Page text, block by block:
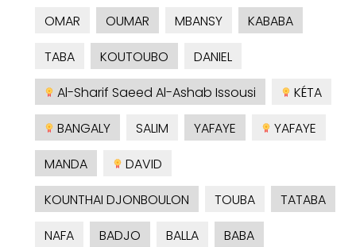
OMAR
OUMAR MBANSY
KABABA
TABA
KOUTOUBO
DANIEL
Al-Sharif Saeed Al-Ashab Issousi
KÉTA
BANGALY
SALIM YAFAYE
YAFAYE
MANDA
DAVID
KOUNTHAI DJONBOULON
TOUBA
TATABA
NAFA
BADJO BALLA
BABA